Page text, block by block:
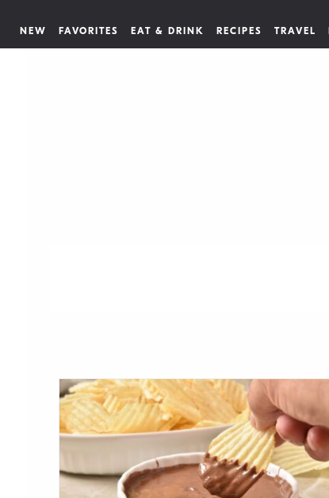
NEW FAVORITES EAT & DRINK RECIPES TRAVEL